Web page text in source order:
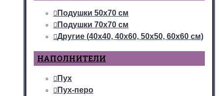
Подушки 50х70 см
Подушки 70х70 см
Другие (40х40, 40х60, 50х50, 60х60 см)
НАПОЛНИТЕЛИ
Пух
Пух-перо